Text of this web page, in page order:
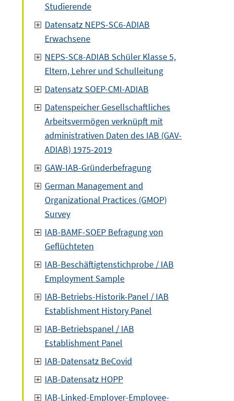
Studierende
Datensatz NEPS-SC6-ADIAB
Erwachsene
NEPS-SC8-ADIAB Schüler Klasse 5,
Eltern, Lehrer und Schulleitung
Datensatz SOEP-CMI-ADIAB
Datenspeicher Gesellschaftliches
Arbeitsvermögen verknüpft mit
administrativen Daten des IAB (GAV-
ADIAB) 1975-2019
GAW-IAB-Gründerbefragung
German Management and
Organizational Practices (GMOP)
Survey
IAB-BAMF-SOEP Befragung von
Geflüchteten
IAB-Beschäftigtenstichprobe / IAB
Employment Sample
IAB-Betriebs-Historik-Panel / IAB
Establishment History Panel
IAB-Betriebspanel / IAB
Establishment Panel
IAB-Datensatz BeCovid
IAB-Datensatz HOPP
IAB-Linked-Employer-Employee-